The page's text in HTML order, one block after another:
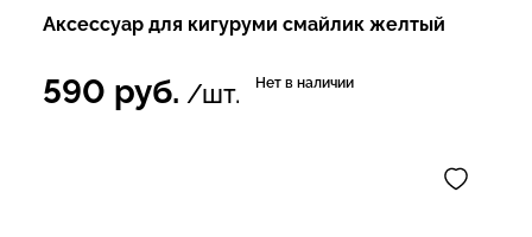
Аксессуар для кигуруми смайлик желтый
590 руб. /шт. Нет в наличии